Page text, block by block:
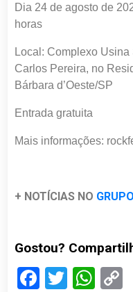
Dia 24 de agosto de
horas
Local: Complexo
Carlos Pereira, no
Bárbara d’Oeste/SP
Entrada gratuita
Mais informações:
+ NOTÍCIAS NO
Gostou?
Facebook
Twitter